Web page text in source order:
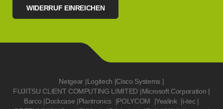
WIDERRUF EINREICHEN
Netgear |Logitech |Cisco Systems |
FUJITSU CLIENT COMPUTING LIMITED |Microsoft Corporation |
Barco |Dockcase |Plantronics |POLYCOM |Yealink |i-tec |